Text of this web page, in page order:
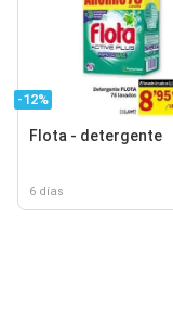
-12%
Flota - detergente
6 días